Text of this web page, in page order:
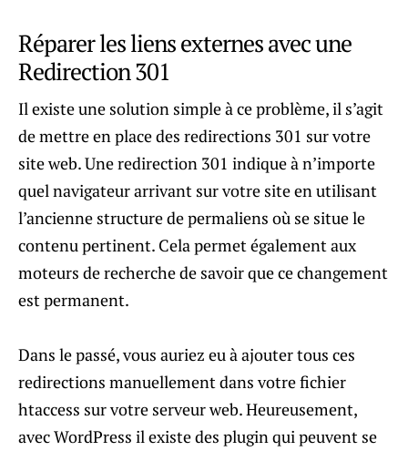
Réparer les liens externes avec une
Redirection 301
Il existe une solution simple à ce problème, il s’agit
de mettre en place des redirections 301 sur votre
site web. Une redirection 301 indique à n’importe
quel navigateur arrivant sur votre site en utilisant
l’ancienne structure de permaliens où se situe le
contenu pertinent. Cela permet également aux
moteurs de recherche de savoir que ce changement
est permanent.
Dans le passé, vous auriez eu à ajouter tous ces
redirections manuellement dans votre fichier
htaccess sur votre serveur web. Heureusement,
avec WordPress il existe des plugin qui peuvent se